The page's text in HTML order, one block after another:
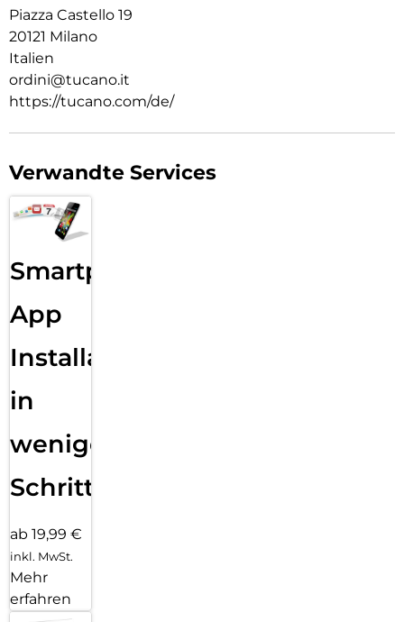
Piazza Castello 19
20121 Milano
Italien
ordini@tucano.it
https://tucano.com/de/
Verwandte Services
Smartphone
App
Installation
in
wenigen
Schritten
ab 19,99 €
inkl. MwSt.
Mehr
erfahren